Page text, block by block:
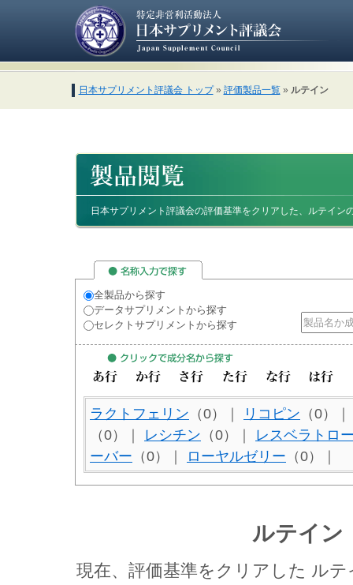
日本サプリメント評議会 トップ» 評価製品一覧» ルテイン
日本サプリメント評議会の評価基準をクリアした、ルテイン
全製品から探す
データサプリメントから探す
セレクトサプリメントから探す
ラクトフェリン （0）｜ リコピン （0）
（0）｜ レシチン （0）｜ レスベラトロ
ーバー （0）｜ ローヤルゼリー （0）｜
ルテイン
現在、評価基準をクリアした ルテ